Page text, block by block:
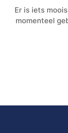
Er is iets
momenteel